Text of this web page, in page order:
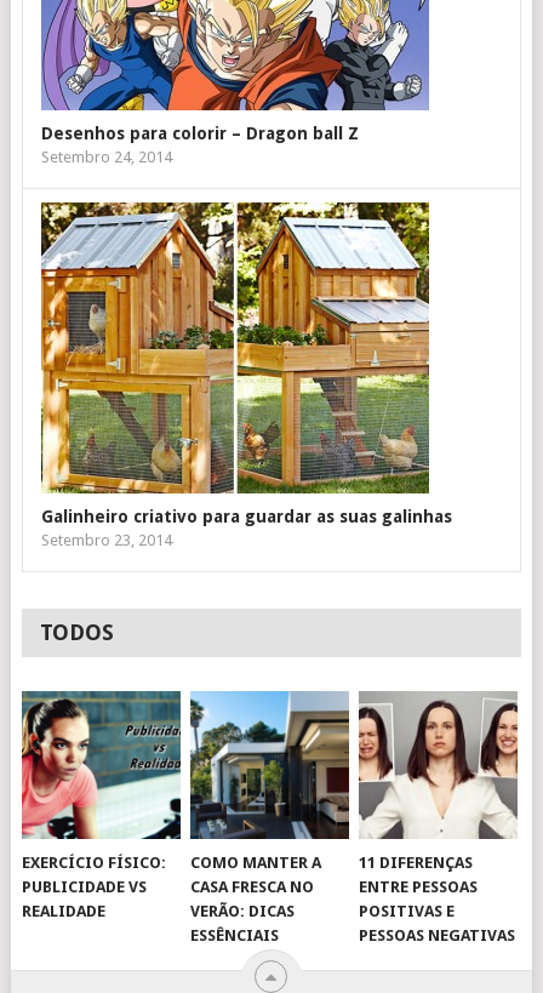
Desenhos para colorir – Dragon ball Z
Setembro 24, 2014
Galinheiro criativo para guardar as suas galinhas
Setembro 23, 2014
TODOS
EXERCÍCIO FÍSICO:
PUBLICIDADE VS
REALIDADE
COMO MANTER A
CASA FRESCA NO
VERÃO: DICAS
ESSÊNCIAIS
11 DIFERENÇAS
ENTRE PESSOAS
POSITIVAS E
PESSOAS NEGATIVAS